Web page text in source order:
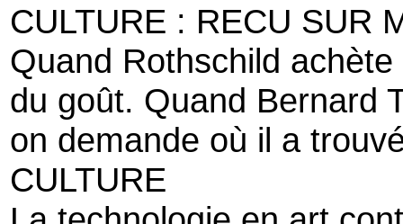
CULTURE : RECU SUR
Quand Rothschild
du goût. Quand Bernard
on demande où il a
CULTURE